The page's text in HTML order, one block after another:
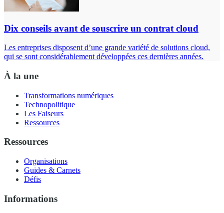
Dix conseils avant de souscrire un contrat cloud
Les entreprises disposent d’une grande variété de solutions cloud,
qui se sont considérablement développées ces dernières années.
À la une
Transformations numériques
Technopolitique
Les Faiseurs
Ressources
Ressources
Organisations
Guides & Carnets
Défis
Informations